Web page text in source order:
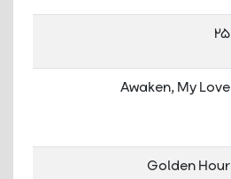
25
Awaken, My Love
Golden Hour